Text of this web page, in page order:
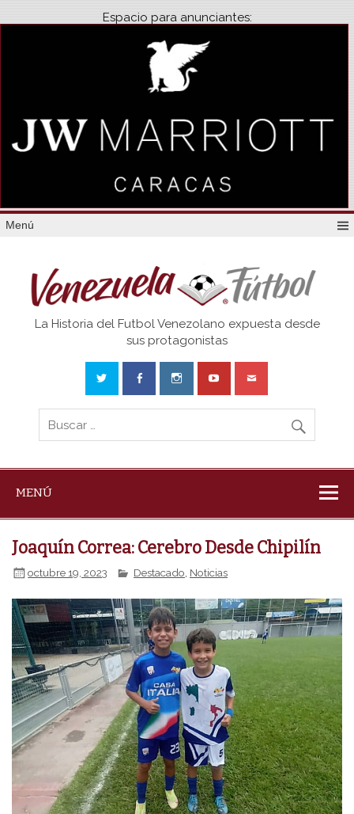
Espacio para anunciantes:
Menú
Venezuela
La Historia del Futbol Venezolano expuesta desde
sus protagonistas
MENÚ
Joaquín Correa: Cerebro Desde Chipilín
octubre 19, 2023 Destacado Noticias